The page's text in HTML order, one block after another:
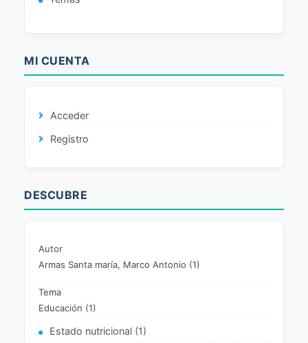
MI CUENTA
Acceder
Registro
DESCUBRE
Autor
Armas Santa maría, Marco Antonio (1)
Tema
Educación (1)
Estado nutricional (1)